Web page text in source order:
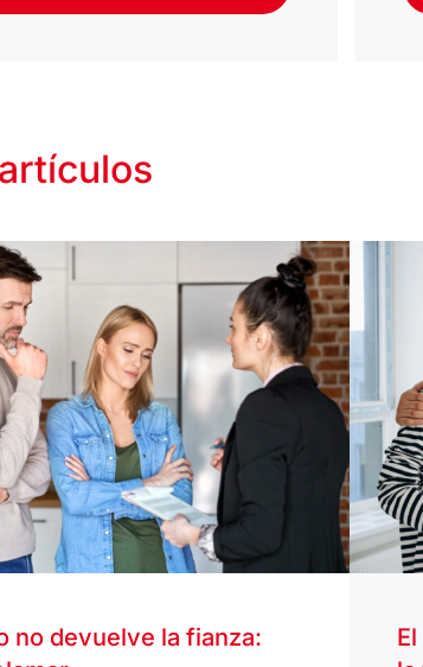
no devuelve la fianza: